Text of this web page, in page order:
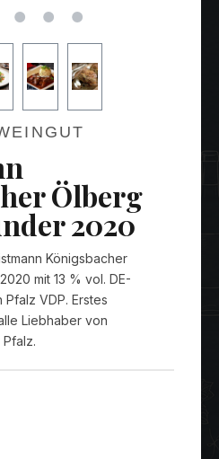
Ölberg
2020
Königsbacher
mit 13 % vol. DE-
VDP. Erstes
Liebhaber von